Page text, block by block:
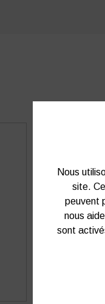
Nous
site.
peuvent
nous
sont